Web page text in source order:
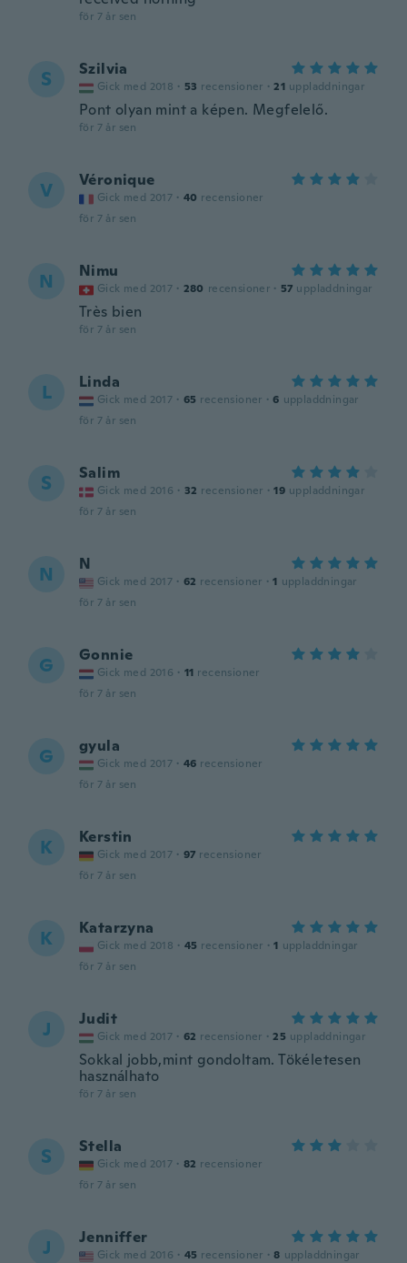
för 7 år sen
S Szilvia
Gick med 2018 · 53 recensioner · 21 uppladdningar
Pont olyan mint a képen. Megfelelő.
för 7 år sen
V Véronique
Gick med 2017 · 40 recensioner
för 7 år sen
N Nimu
Gick med 2017 · 280 recensioner · 57 uppladdningar
Très bien
för 7 år sen
L Linda
Gick med 2017 · 65 recensioner · 6 uppladdningar
för 7 år sen
S Salim
Gick med 2016 · 32 recensioner · 19 uppladdningar
för 7 år sen
N N
Gick med 2017 · 62 recensioner · 1 uppladdningar
för 7 år sen
G Gonnie
Gick med 2016 · 11 recensioner
för 7 år sen
G gyula
Gick med 2017 · 46 recensioner
för 7 år sen
K Kerstin
Gick med 2017 · 97 recensioner
för 7 år sen
K Katarzyna
Gick med 2018 · 45 recensioner · 1 uppladdningar
för 7 år sen
J Judit
Gick med 2017 · 62 recensioner · 25 uppladdningar
Sokkal jobb,mint gondoltam. Tökéletesen
használhato
för 7 år sen
S Stella
Gick med 2017 · 82 recensioner
för 7 år sen
J Jenniffer
Gick med 2016 · 45 recensioner · 8 uppladdningar